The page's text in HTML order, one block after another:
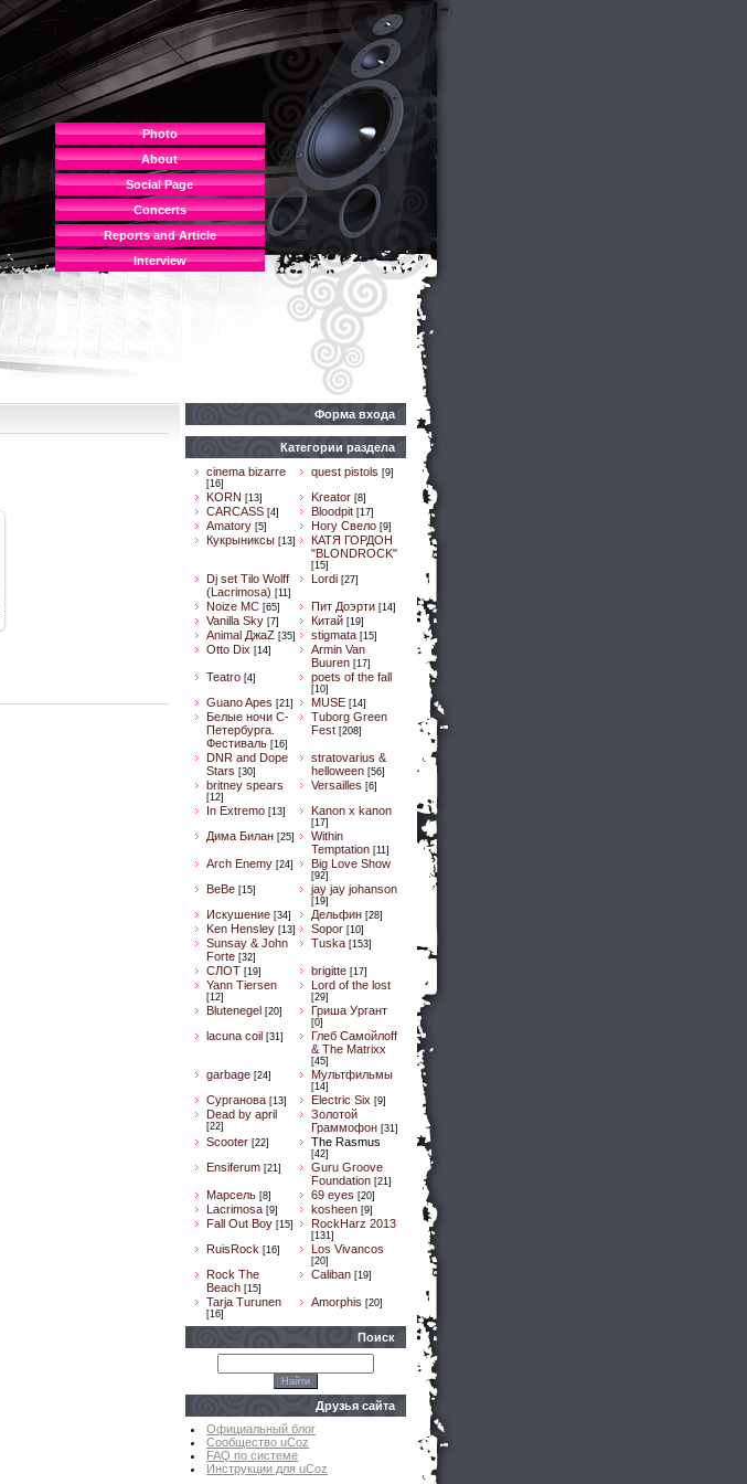
Photo
About
Social Page
Concerts
Reports and Article
Interview
Форма входа
Категории раздела
cinema bizarre
[16]
quest pistols [9]
KORN [13] Kreator [8]
CARCASS [4] Bloodpit [17]
Amatory [5] Ногу Свело [9]
Кукрыниксы [13]
КАТЯ ГОРДОН
"BLONDROCK"
[15]
Dj set Tilo Wolff
(Lacrimosa) [11]
Lordi [27]
Noize MC [65] Пит Доэрти [14]
Vanilla Sky [7] Китай [19]
Animal ДжaZ [35] stigmata [15]
Otto Dix [14]
Armin Van
Buuren [17]
Teatro [4] poets of the fall
[10]
Guano Apes [21] MUSE [14]
Белые ночи С-
Петербурга.
Фестиваль [16]
Tuborg Green
Fest [208]
DNR and Dope
Stars [30]
stratovarius &
helloween [56]
britney spears
[12]
Versailles [6]
In Extremo [13] Kanon x kanon
[17]
Дима Билан [25]
Within
Temptation [11]
Arch Enemy [24] Big Love Show
[92]
BeBe [15] jay jay johanson
[19]
Искушение [34] Дельфин [28]
Ken Hensley [13] Sopor [10]
Sunsay & John
Forte [32]
Tuska [153]
CЛОТ [19] brigitte [17]
Yann Tiersen
[12]
Lord of the lost
[29]
Blutenegel [20] Гриша Ургант
[0]
lacuna coil [31]
Глеб Самойлоff
& The Matrixx
[45]
garbage [24] Мультфильмы
[14]
Сурганова [13] Electric Six [9]
Dead by april
[22]
Золотой
Граммофон [31]
Scooter [22] The Rasmus
[42]
Ensiferum [21]
Guru Groove
Foundation [21]
Марсель [8] 69 eyes [20]
Lacrimosa [9] kosheen [9]
Fall Out Boy [15] RockHarz 2013
[131]
RuisRock [16] Los Vivancos
[20]
Rock The
Beach [15]
Caliban [19]
Tarja Turunen
[16]
Amorphis [20]
Поиск
Друзья сайта
Официальный блог
Сообщество uCoz
FAQ по системе
Инструкции для uCoz